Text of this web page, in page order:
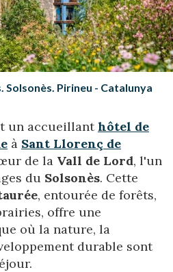
ES EN FR
Solsonès. Pirineu - Catalunya
un accueillanthôtel de
à Sant Llorenç de
de la Vall de Lord, l'un
du Solsonès. Cette
, entourée de forêts,
offre une
où la nature, la
durable sont